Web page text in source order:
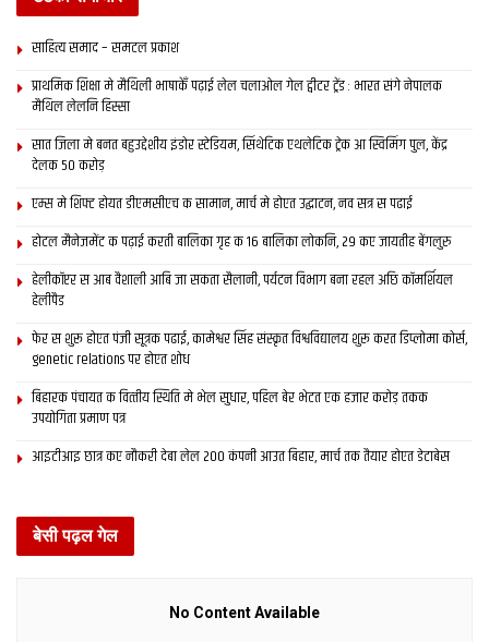
मिथिला’क मखान या बिहार’क जी आई टैग बला मखान?
ग्लोबल वार्मिंग स बचबाक अछि त मनाउ जुड़-शीतल
अलभत सनयं तनयं नरपति गुणरशि‍पूरितं शूरम् ।
श्री मा लखि‍मा देवी तस्य चन्द्र-सिंहनृपदयित्सय
नाम्ना मिसरूमिश्र द्वारा रचयति विवादचन्द्रमभि‍रामम् ‘’ ।
Mithila Woman Mithilaani
साहित्य समाद – समटल प्रकाश
प्राथमिक शि‍क्षा मे मैथि‍ली भाषाकेँ पढ़ाई लेल चलाओल गेल ट्वीटर ट्रेंड : भारत संगे नेपालक
मैथिल लेलनि हिस्सा
सात जिला मे बनत बहुउद्देशीय इंडोर स्‍टेडि‍यम, सिंथेटिक एथलेटिक ट्रेक आ स्विमिंग पुल, केंद्र
देलक 50 करोड़
एम्स मे शिफ्ट होयत डीएमसीएच क सामान, मार्च मे होएत उद्घाटन, नव सत्र स पढाई
होटल मैनेजमेंट क पढ़ाई करती बालिका गृह क 16 बालिका लोकनि, 29 कए जायतीह बेंगलुरु
हेलीकॉप्टर स आब वैशाली आबि जा सकता सैलानी, पर्यटन विभाग बना रहल अछि कॉमर्शियल
हेलीपैड
फेर स शुरू होएत पंजी सूत्रक पढाई, कामेश्वर सिंह संस्कृत विश्वविद्यालय शुरू करत डिप्लोमा कोर्स,
genetic relations पर होएत शोध
बिहारक पंचायत क वित्‍तीय स्थिति मे भेल सुधार, पहिल बेर भेटत एक हजार करोड़ तकक
उपयोगिता प्रमाण पत्र
आइटीआइ छात्र कए नौकरी देबा लेल 200 कंपनी आउत बिहार, मार्च तक तैयार होएत डेटाबेस
बेसी पढ़ल गेल
No Content Available